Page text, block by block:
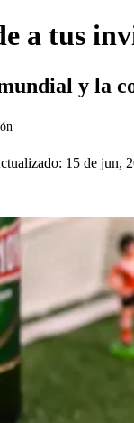
a tus
y la
15 de jun,